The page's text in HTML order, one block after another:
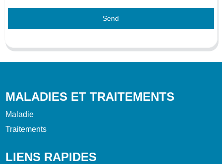
Send
MALADIES ET TRAITEMENTS
Maladie
Traitements
LIENS RAPIDES